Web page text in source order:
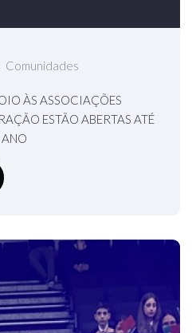
Comunidades
ÀS ASSOCIAÇÕES
ESTÃO ABERTAS ATÉ